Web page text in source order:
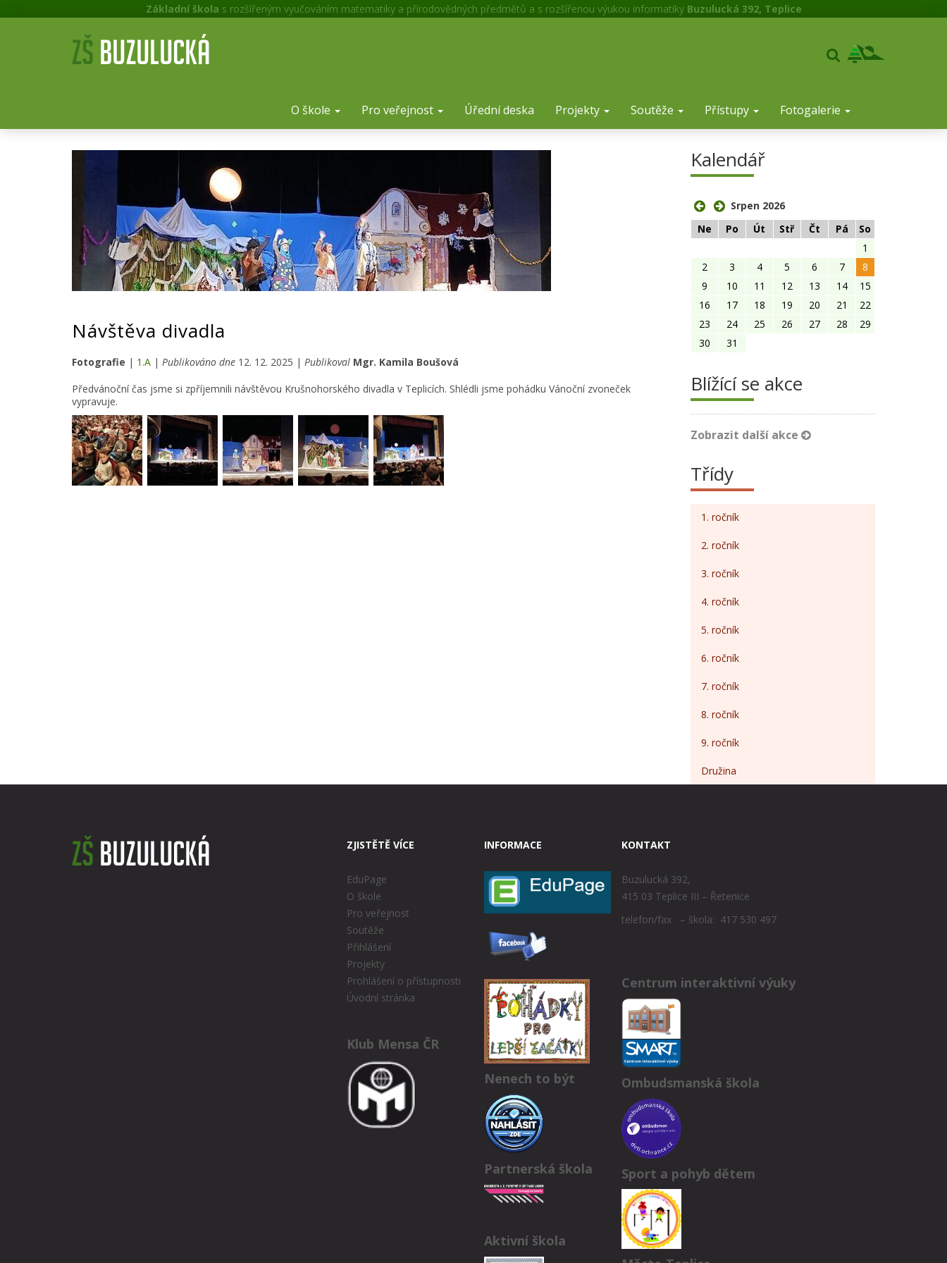
Základní škola s rozšířeným vyučováním matematiky a přírodovědných předmětů a s rozšířenou výukou informatiky Buzulucká 392, Teplice
O škole Pro veřejnost Úřední deska Projekty Soutěže Přístupy Fotogalerie
Návštěva divadla
Fotografie | 1.A | Publikováno dne 12. 12. 2025 | Publikoval Mgr. Kamila Boušová
Předvánoční čas jsme si zpříjemnili návštěvou Krušnohorského divadla v Teplicích. Shlédli jsme pohádku Vánoční zvoneček
vypravuje.
Kalendář
Srpen 2026
Ne
Po Út Stř Čt Pá
So
1
2
3 4 5 6 7
8
9
10 11 12 13 14
15
16
17 18 19 20 21
22
23
24 25 26 27 28
29
30
31
Blížící se akce
Zobrazit další akce
Třídy
1. ročník
2. ročník
3. ročník
4. ročník
5. ročník
6. ročník
7. ročník
8. ročník
9. ročník
Družina
ZJISTĚTĚ VÍCE
EduPage
O škole
Pro veřejnost
Soutěže
Přihlášení
Projekty
Prohlášení o přístupnosti
Úvodní stránka
Klub Mensa ČR
INFORMACE
Nenech to být
Partnerská škola
Aktivní škola
KONTAKT
Buzulucká 392,
415 03 Teplice III – Řetenice
telefon/fax – škola: 417 530 497
Centrum interaktivní výuky
Ombudsmanská škola
Sport a pohyb dětem